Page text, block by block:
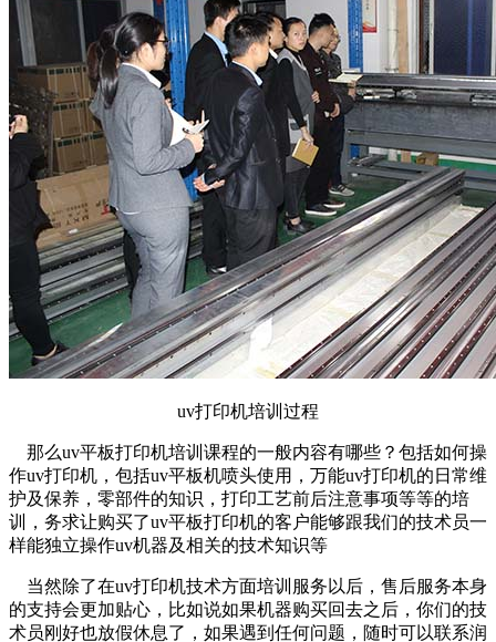
uv打印机培训过程
那么uv平板打印机培训课程的一般内容有哪些？包括如何操
作uv打印机，包括uv平板机喷头使用，万能uv打印机的日常维
护及保养，零部件的知识，打印工艺前后注意事项等等的培
训，务求让购买了uv平板打印机的客户能够跟我们的技术员一
样能独立操作uv机器及相关的技术知识等
当然除了在uv打印机技术方面培训服务以后，售后服务本身
的支持会更加贴心，比如说如果机器购买回去之后，你们的技
术员刚好也放假休息了，如果遇到任何问题，随时可以联系润